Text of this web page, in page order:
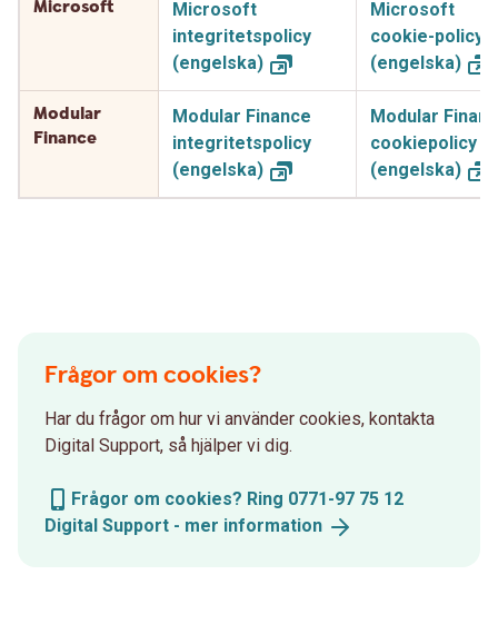
Microsoft
Microsoft
integritetspolicy
(engelska)
Microsoft
cookie-policy
(engelska)
Modular
Finance
Modular Finance
integritetspolicy
(engelska)
Modular
cookiepolicy
(engelska)
Frågor om cookies?
Har du frågor om hur vi använder cookies, kontakta
Digital Support, så hjälper vi dig.
Frågor om cookies? Ring 0771-97 75 12
Digital Support - mer information